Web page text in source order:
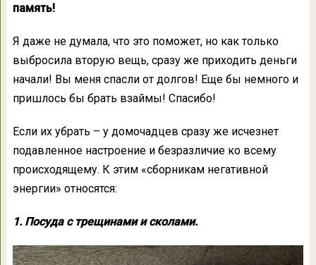
память!
Я даже не думала, что это поможет, но как только
выбросила вторую вещь, сразу же приходить деньги
начали! Вы меня спасли от долгов! Еще бы немного и
пришлось бы брать взаймы! Спасибо!
Если их убрать – у домочадцев сразу же исчезнет
подавленное настроение и безразличие ко всему
происходящему. К этим «сборникам негативной
энергии» относятся:
1. Посуда с трещинами и сколами.